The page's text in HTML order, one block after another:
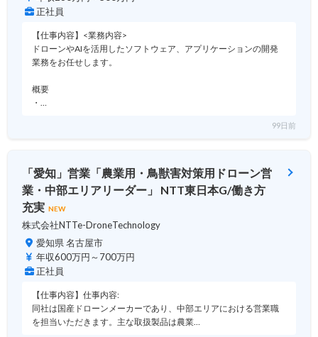
正社員
【仕事内容】<業務内容>
ドローンやAIを活用したソフトウェア、アプリケーションの開発
業務をお任せします。
概要
・…
99日前
「愛知」営業「農業用・鳥獣害対策用ドローン営
業・中部エリアリーダー」 NTT東日本G/働き方
充実 NEW
株式会社NTTe-DroneTechnology
愛知県 名古屋市
年収600万円～700万円
正社員
【仕事内容】仕事内容:
同社は国産ドローンメーカーであり、中部エリアにおける営業職
を担当いただきます。主な取扱製品は農業…